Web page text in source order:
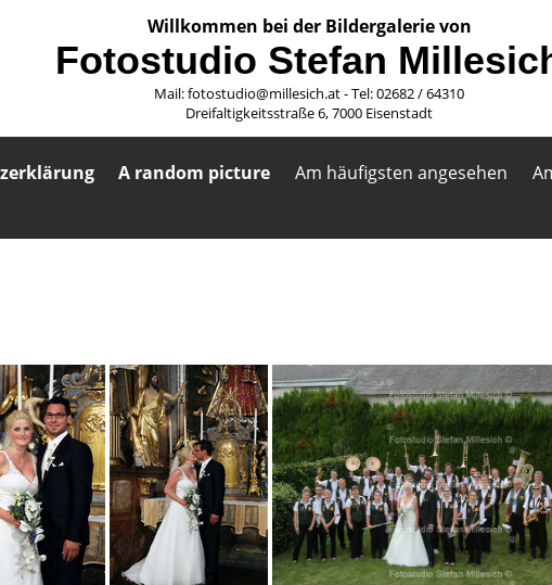
Willkommen bei der Bildergalerie von
Fotostudio Stefan
Mail: fotostudio@millesich.at - Tel: 02682 / 64310
Dreifaltigkeitsstraße 6, 7000 Eisenstadt
A random picture Am häufigsten angesehen